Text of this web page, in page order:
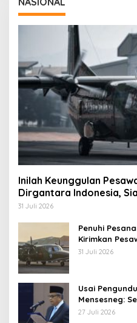
Inilah Keunggulan
Dirgantara Indonesia,
Operasi TNI
31 Juli 2026
Penuhi
Kirimkan
AU
31 Juli 2026
Usai
Mensesneg:
27 Juli 2026